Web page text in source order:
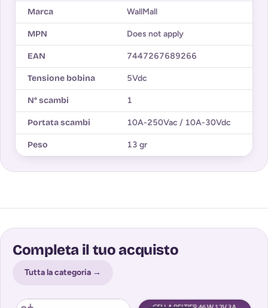
Marca WallMall
MPN Does not apply
EAN 7447267689266
Tensione bobina 5Vdc
N° scambi 1
Portata scambi 10A-250Vac / 10A-30Vdc
Peso 13 gr
Completa il tuo acquisto
Tutta la categoria →